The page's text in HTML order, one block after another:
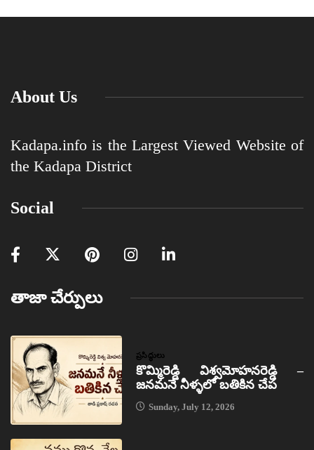
About Us
Kadapa.info is the Largest Viewed Website of
the Kadapa District
Social
తాజా చేర్పులు
ప్రసిద్ధులు
కొమ్మిరెడ్డి విశ్వమోహనరెడ్డి –
జనమనే నీళ్ళలో బతికిన చేప
Sunday, July 12, 2026